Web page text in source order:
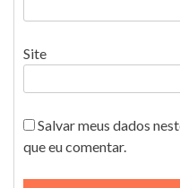
Site
Salvar meus dados
que eu comentar.